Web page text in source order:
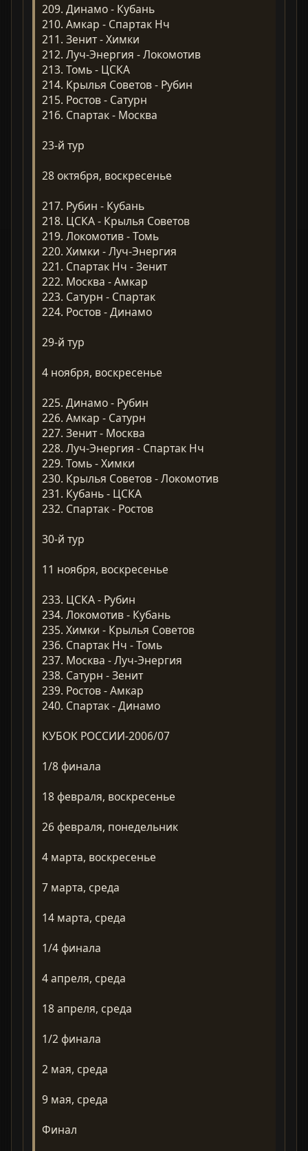
209. Динамо - Кубань
210. Амкар - Спартак Нч
211. Зенит - Химки
212. Луч-Энергия - Локомотив
213. Томь - ЦСКА
214. Крылья Советов - Рубин
215. Ростов - Сатурн
216. Спартак - Москва
23-й тур
28 октября, воскресенье
217. Рубин - Кубань
218. ЦСКА - Крылья Советов
219. Локомотив - Томь
220. Химки - Луч-Энергия
221. Спартак Нч - Зенит
222. Москва - Амкар
223. Сатурн - Спартак
224. Ростов - Динамо
29-й тур
4 ноября, воскресенье
225. Динамо - Рубин
226. Амкар - Сатурн
227. Зенит - Москва
228. Луч-Энергия - Спартак Нч
229. Томь - Химки
230. Крылья Советов - Локомотив
231. Кубань - ЦСКА
232. Спартак - Ростов
30-й тур
11 ноября, воскресенье
233. ЦСКА - Рубин
234. Локомотив - Кубань
235. Химки - Крылья Советов
236. Спартак Нч - Томь
237. Москва - Луч-Энергия
238. Сатурн - Зенит
239. Ростов - Амкар
240. Спартак - Динамо
КУБОК РОССИИ-2006/07
1/8 финала
18 февраля, воскресенье
26 февраля, понедельник
4 марта, воскресенье
7 марта, среда
14 марта, среда
1/4 финала
4 апреля, среда
18 апреля, среда
1/2 финала
2 мая, среда
9 мая, среда
Финал